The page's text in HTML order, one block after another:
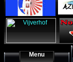
Menu